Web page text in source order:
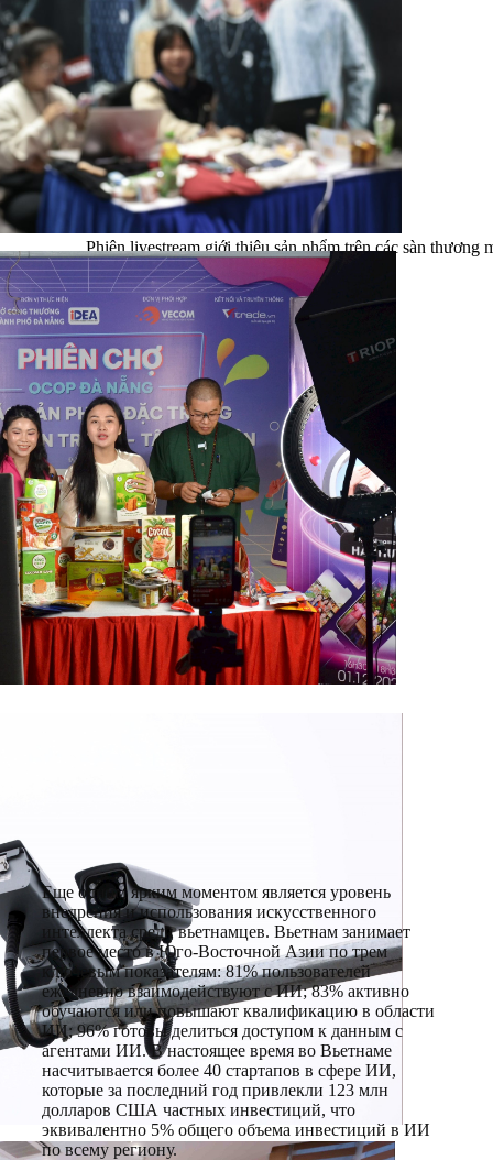
Phiên livestream giới thiệu sản phẩm trên các sàn
Еще одним ярким моментом является уровень
внедрения и использования искусственного
интеллекта среди вьетнамцев. Вьетнам занимает
первое место в Юго-Восточной Азии по трем
ключевым показателям: 81% пользователей
ежедневно взаимодействуют с ИИ; 83% активно
обучаются или повышают квалификацию в области
ИИ; 96% готовы делиться доступом к данным с
агентами ИИ. В настоящее время во Вьетнаме
насчитывается более 40 стартапов в сфере ИИ,
которые за последний год привлекли 123 млн
долларов США частных инвестиций, что
эквивалентно 5% общего объема инвестиций в ИИ
по всему региону.